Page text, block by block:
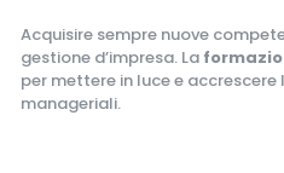
Acquisire sempre nuove
gestione d’impresa. La
per mettere in luce e
manageriali.